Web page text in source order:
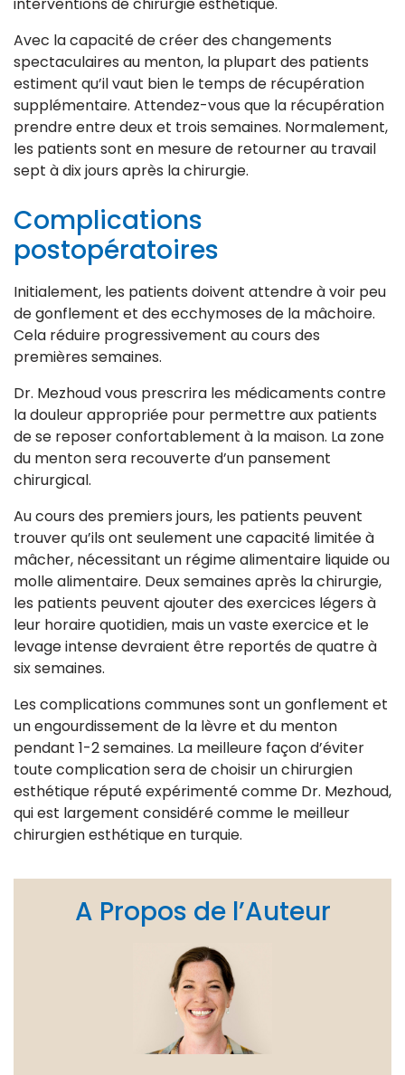
Avec la capacité de créer des changements
spectaculaires au menton, la plupart des patients
estiment qu’il vaut bien le temps de récupération
supplémentaire. Attendez-vous que la récupération
prendre entre deux et trois semaines. Normalement,
les patients sont en mesure de retourner au travail
sept à dix jours après la chirurgie.
Complications
postopératoires
Initialement, les patients doivent attendre à voir peu
de gonflement et des ecchymoses de la mâchoire.
Cela réduire progressivement au cours des
premières semaines.
Dr. Mezhoud vous prescrira les médicaments contre
la douleur appropriée pour permettre aux patients
de se reposer confortablement à la maison. La zone
du menton sera recouverte d’un pansement
chirurgical.
Au cours des premiers jours, les patients peuvent
trouver qu’ils ont seulement une capacité limitée à
mâcher, nécessitant un régime alimentaire liquide ou
molle alimentaire. Deux semaines après la chirurgie,
les patients peuvent ajouter des exercices légers à
leur horaire quotidien, mais un vaste exercice et le
levage intense devraient être reportés de quatre à
six semaines.
Les complications communes sont un gonflement et
un engourdissement de la lèvre et du menton
pendant 1-2 semaines. La meilleure façon d’éviter
toute complication sera de choisir un chirurgien
esthétique réputé expérimenté comme Dr. Mezhoud,
qui est largement considéré comme le meilleur
chirurgien esthétique en turquie.
A Propos de l’Auteur